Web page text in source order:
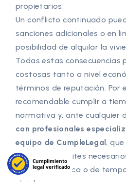
propietarios.
Un conflicto continuado
sanciones adicionales o en
posibilidad de alquilar la
Todas estas consecuencias
costosas tanto a nivel
términos de reputación. Por
recomendable cumplir a
normativa y, ante cualquier
con profesionales
equipo de CumpleLegal,
todos los trámites
vivienda turística o de
Cumplimiento
legal verificado